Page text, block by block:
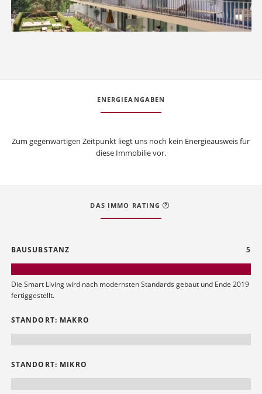
ENERGIEANGABEN
Zum gegenwärtigen Zeitpunkt liegt uns noch kein Energieausweis für
diese Immobilie vor.
DAS IMMO RATING
BAUSUBSTANZ 5
Die Smart Living wird nach modernsten Standards gebaut und Ende 2019
fertiggestellt.
STANDORT: MAKRO
STANDORT: MIKRO